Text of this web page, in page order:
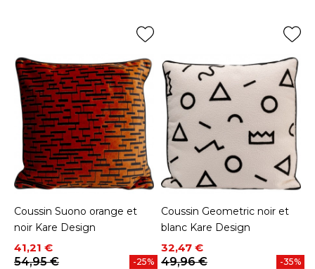
Coussin Suono orange et
noir Kare Design
Prix
41,21 €
Prix de base
54,95 €
-25%
Coussin Geometric noir et
blanc Kare Design
Prix
32,47 €
Prix de base
49,96 €
-35%